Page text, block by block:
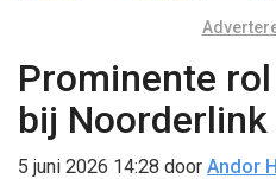
Prominente
bij Noorderlink
5 juni 2026 14:28 door Andor